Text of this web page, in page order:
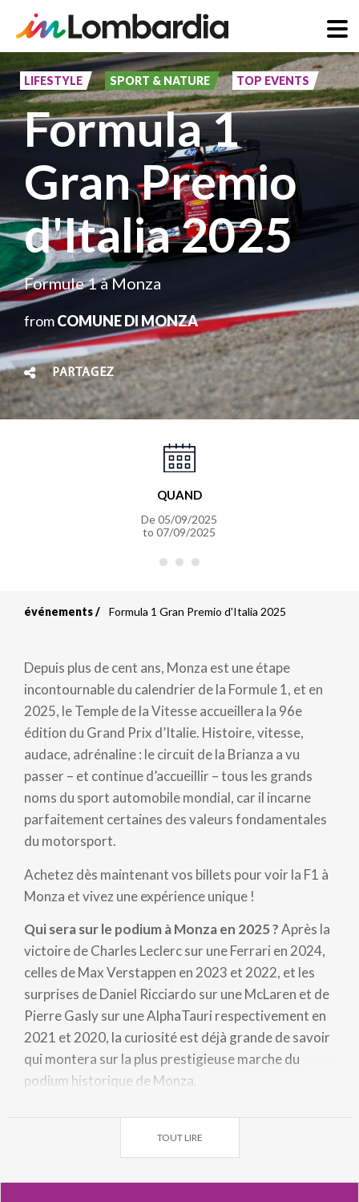
au
contenu
principal
LIFESTYLE SPORT & NATURE TOP EVENTS
Formula 1
Gran Premio
d'Italia 2025
Formule 1 à Monza
fromCOMUNE DI MONZA
PARTAGEZ
QUAND
De05/09/2025
to 07/09/2025
d'Ariane
événements Formula 1 Gran Premio d'Italia 2025
Depuis plus de cent ans, Monza est une étape
incontournable du calendrier de la Formule 1, et en
2025, le Temple de la Vitesse accueillera la 96e
édition du Grand Prix d’Italie. Histoire, vitesse,
audace, adrénaline : le circuit de la Brianza a vu
passer – et continue d’accueillir – tous les grands
noms du sport automobile mondial, car il incarne
parfaitement certaines des valeurs fondamentales
du motorsport.
Achetez dès maintenant vos billets pour voir la F1 à
Monza et vivez une expérience unique !
Qui sera sur le podium à Monza en 2025 ?Après la
victoire de Charles Leclerc sur une Ferrari en 2024,
celles de Max Verstappen en 2023 et 2022, et les
surprises de Daniel Ricciardo sur une McLaren et de
Pierre Gasly sur une AlphaTauri respectivement en
2021 et 2020, la curiosité est déjà grande de savoir
qui montera sur la plus prestigieuse marche du
podium historique de Monza.
TOUT LIRE